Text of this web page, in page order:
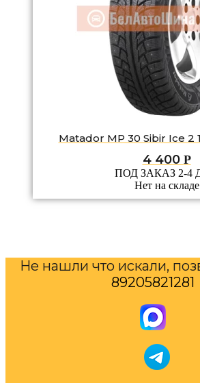
Matador MP 30 Sibir Ice 2
4 400 Р
ПОД ЗАКАЗ 2-4
Нет на складе
Не нашли что искали,
89205821281